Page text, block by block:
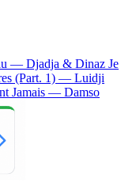
— Djadja & Dinaz Je
(Part. 1) — Luidji
Jamais — Damso